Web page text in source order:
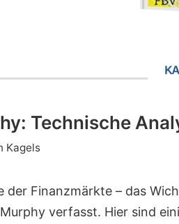
Technische
Kagels
der Finanzmärkte – das
verfasst. Hier sind